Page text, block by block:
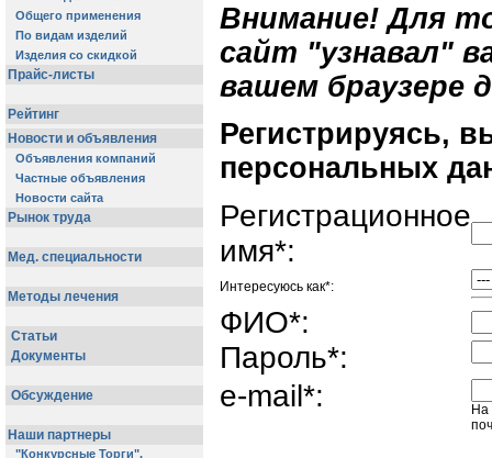
Внимание! Для
сайт "узнавал"
вашем браузере
Регистрируясь,
персональных
Регистрационное
имя*:
Интересуюсь как*:
ФИО*:
Пароль*:
e-mail*:
На